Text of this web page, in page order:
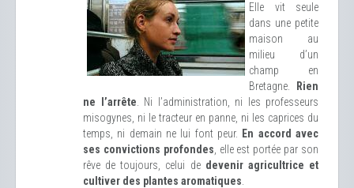
Elle vit seule
dans une petite
maison au
milieu d’un
champ en
Bretagne.
Rien
ne l’arrête . Ni l’administration, ni les professeurs
misogynes, ni le tracteur en panne, ni les caprices du
temps, ni demain ne lui font peur.
En accord avec
ses convictions profondes , elle est portée par son
rêve de toujours, celui de devenir agricultrice et
cultiver des plantes aromatiques